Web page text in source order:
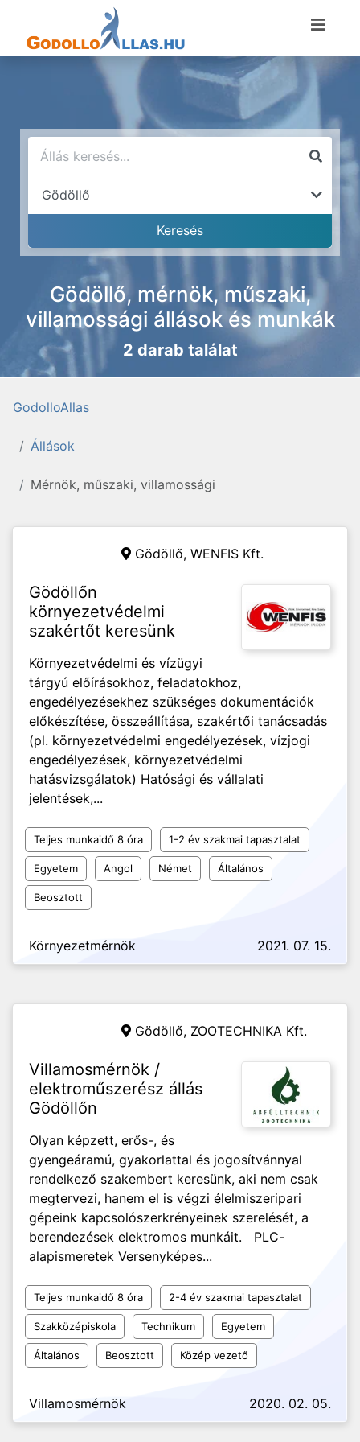
Gödöllő, mérnök, műszaki,
villamossági állások és munkák
2 darab találat
GodolloAllas
Állások
Mérnök, műszaki, villamossági
Gödöllő, WENFIS Kft.
Gödöllőn
környezetvédelmi
szakértőt keresünk
Környezetvédelmi és vízügyi
tárgyú előírásokhoz, feladatokhoz,
engedélyezésekhez szükséges dokumentációk
előkészítése, összeállítása, szakértői tanácsadás
(pl. környezetvédelmi engedélyezések, vízjogi
engedélyezések, környezetvédelmi
hatásvizsgálatok) Hatósági és vállalati
jelentések,...
Teljes munkaidő 8 óra 1-2 év szakmai tapasztalat
Egyetem Angol Német Általános
Beosztott
Környezetmérnök 2021. 07. 15.
Gödöllő, ZOOTECHNIKA Kft.
Villamosmérnök /
elektroműszerész állás
Gödöllőn
Olyan képzett, erős-, és
gyengeáramú, gyakorlattal és jogosítvánnyal
rendelkező szakembert keresünk, aki nem csak
megtervezi, hanem el is végzi élelmiszeripari
gépeink kapcsolószerkrényeinek szerelését, a
berendezések elektromos munkáit. PLC-
alapismeretek Versenyképes...
Teljes munkaidő 8 óra 2-4 év szakmai tapasztalat
Szakközépiskola Technikum Egyetem
Általános Beosztott Közép vezető
Villamosmérnök 2020. 02. 05.